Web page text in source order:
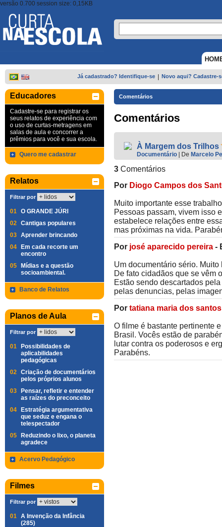
versão 0.700 session size: 0,15KB
Já cadastrado? Identifique-se Novo aqui? Cadastre-
Educadores
Cadastre-se para registrar os
seus relatos de experiência com
o uso de curtas-metragens em
salas de aula e concorrer a
prêmios para você e sua escola.
Quero me cadastrar
Relatos
Filtrar por
01 O GRANDE JÚRI
02 Cantigas populares
03 Aprender brincando
04
Em cada recorte um
encontro
05
Mídias e a questão
socioambiental.
Banco de Relatos
Planos de Aula
Filtrar por
01
Possibilidades de
aplicabilidades
pedagógicas
02 Criação de documentários
pelos próprios alunos
03
Pensar, refletir e entender
as raízes do preconceito
04
Estratégia argumentativa
que seduz e engana o
telespectador
05
Reduzindo o lixo, o planeta
agradece
Acervo Pedagógico
Filmes
Filtrar por
01 A Invenção da Infância
(285)
Comentários
Comentários
À Margem dos Trilhos
Documentário De Marcelo
3 Comentários
Por Diogo Campos dos
Muito importante esse
Pessoas passam, vivem isso
estabelece relações entre
mas próximas na vida.
Por josé aparecido pereira -
Um documentário sério.
De fato cidadãos que se vêm
Estão sendo descartados
pelas denuncias, pelas
Por tatiana maria dos santos
O filme é bastante pertinente
Brasil. Vocês estão de
lutar contra os poderosos e
Parabéns.